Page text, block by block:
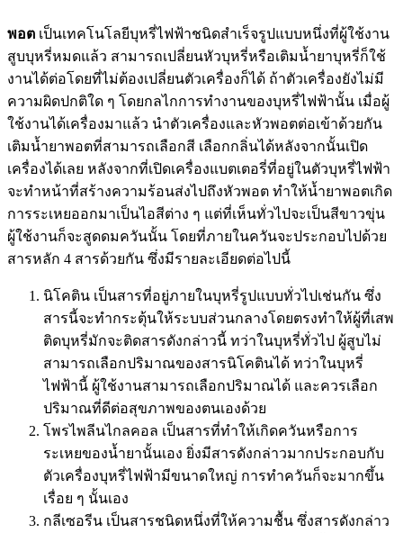
พอต เป็นเทคโนโลยีบุหรี่ไฟฟ้าชนิดสำเร็จรูปแบบหนึ่งที่ผู้ใช้งาน
สูบบุหรี่หมดแล้ว สามารถเปลี่ยนหัวบุหรี่หรือเติมน้ำยาบุหรี่ก็ใช้
งานได้ต่อโดยที่ไม่ต้องเปลี่ยนตัวเครื่องก็ได้ ถ้าตัวเครื่องยังไม่มี
ความผิดปกติใด ๆ โดยกลไกการทำงานของบุหรี่ไฟฟ้านั้น เมื่อผู้
ใช้งานได้เครื่องมาแล้ว นำตัวเครื่องและหัวพอตต่อเข้าด้วยกัน
เติมน้ำยาพอตที่สามารถเลือกสี เลือกกลิ่นได้หลังจากนั้นเปิด
เครื่องได้เลย หลังจากที่เปิดเครื่องแบตเตอรี่ที่อยู่ในตัวบุหรี่ไฟฟ้า
จะทำหน้าที่สร้างความร้อนส่งไปถึงหัวพอต ทำให้น้ำยาพอตเกิด
การระเหยออกมาเป็นไอสีต่าง ๆ แต่ที่เห็นทั่วไปจะเป็นสีขาวขุ่น
ผู้ใช้งานก็จะสูดดมควันนั้น โดยที่ภายในควันจะประกอบไปด้วย
สารหลัก 4 สารด้วยกัน ซึ่งมีรายละเอียดต่อไปนี้
นิโคติน เป็นสารที่อยู่ภายในบุหรี่รูปแบบทั่วไปเช่นกัน ซึ่ง
สารนี้จะทำกระตุ้นให้ระบบส่วนกลางโดยตรงทำให้ผู้ที่เสพ
ติดบุหรี่มักจะติดสารดังกล่าวนี้ ทว่าในบุหรี่ทั่วไป ผู้สูบไม่
สามารถเลือกปริมาณของสารนิโคตินได้ ทว่าในบุหรี่
ไฟฟ้านี้ ผู้ใช้งานสามารถเลือกปริมาณได้ และควรเลือก
ปริมาณที่ดีต่อสุขภาพของตนเองด้วย
โพรไพลีนไกลคอล เป็นสารที่ทำให้เกิดควันหรือการ
ระเหยของน้ำยานั้นเอง ยิ่งมีสารดังกล่าวมากประกอบกับ
ตัวเครื่องบุหรี่ไฟฟ้ามีขนาดใหญ่ การทำควันก็จะมากขึ้น
เรื่อย ๆ นั้นเอง
กลีเซอรีน เป็นสารชนิดหนึ่งที่ให้ความชื้น ซึ่งสารดังกล่าว